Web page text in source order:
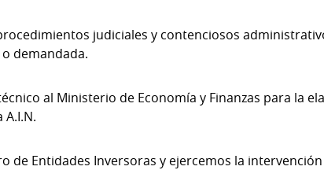
judiciales y contenciosos
demandada.
al Ministerio de Economía y Finanzas para la
de Entidades Inversoras y ejercemos la